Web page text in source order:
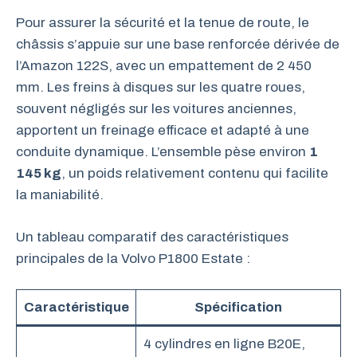
Pour assurer la sécurité et la tenue de route, le
châssis s’appuie sur une base renforcée dérivée de
l’Amazon 122S, avec un empattement de 2 450
mm. Les freins à disques sur les quatre roues,
souvent négligés sur les voitures anciennes,
apportent un freinage efficace et adapté à une
conduite dynamique. L’ensemble pèse environ 1
145 kg, un poids relativement contenu qui facilite
la maniabilité.
Un tableau comparatif des caractéristiques
principales de la Volvo P1800 Estate :
Caractéristique Spécification
4 cylindres en ligne B20E,